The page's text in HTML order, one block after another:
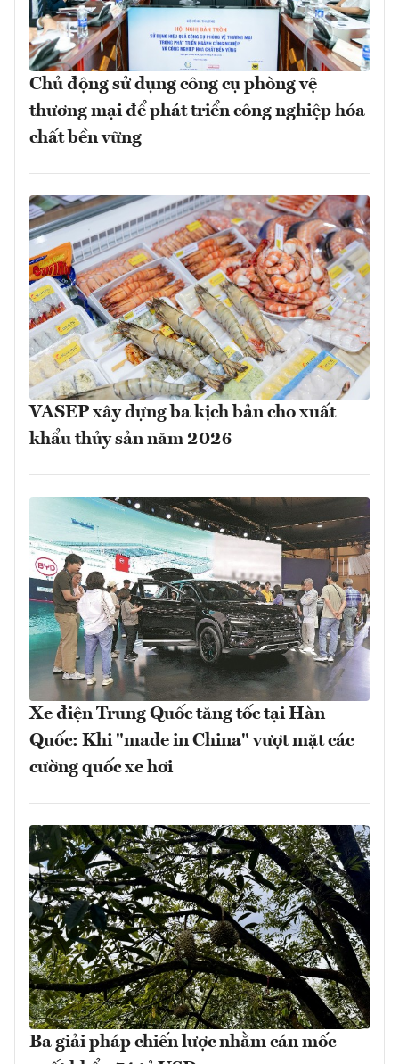
Chủ động sử dụng công cụ phòng vệ
thương mại để phát triển công nghiệp hóa
chất bền vững
VASEP xây dựng ba kịch bản cho xuất
khẩu thủy sản năm 2026
Xe điện Trung Quốc tăng tốc tại Hàn
Quốc: Khi "made in China" vượt mặt các
cường quốc xe hơi
Ba giải pháp chiến lược nhằm cán mốc